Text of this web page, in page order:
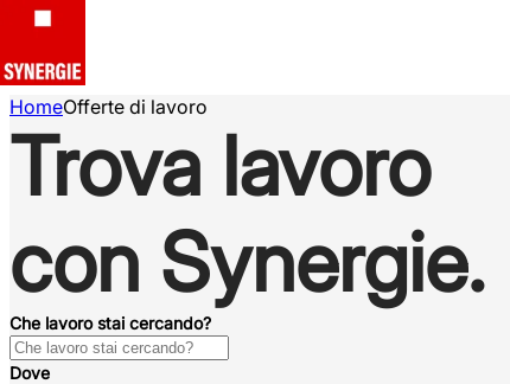
HomeOfferte di lavoro
Trova lavoro
con Synergie.
Che lavoro stai cercando?
Dove